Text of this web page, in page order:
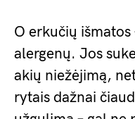
O erkučių išmatos
alergenų. Jos
akių niežėjimą,
rytais dažnai